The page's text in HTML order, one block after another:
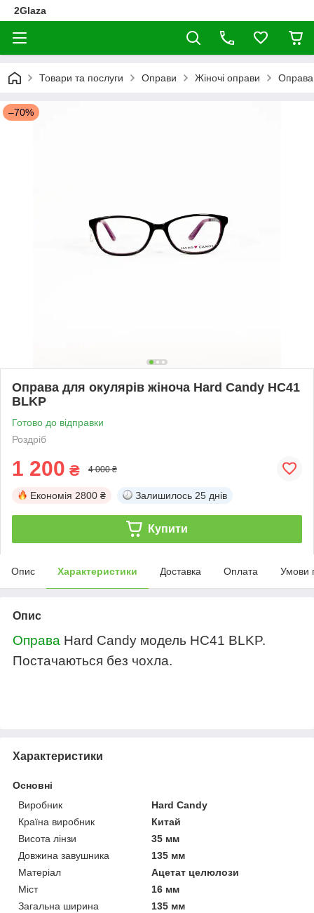
2Glaza
Товари та послуги Оправи Жіночі оправи Оправа
–70%
Оправа для окулярів жіноча Hard Candy HC41
BLKP
Готово до відправки
Роздріб
1 200 ₴ 4 000 ₴
Економія 2800 ₴ Залишилось 25 днів
Купити
Опис Характеристики Доставка Оплата Умови
Опис
Оправа Hard Candy модель HC41 BLKP.
Постачаються без чохла.
Характеристики
Основні
Виробник
Hard Candy
Країна виробник
Китай
Висота лінзи
35 мм
Довжина завушника
135 мм
Матеріал
Ацетат целюлози
Міст
16 мм
Загальна ширина
135 мм